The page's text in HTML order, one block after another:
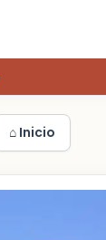
⌂ Inicio